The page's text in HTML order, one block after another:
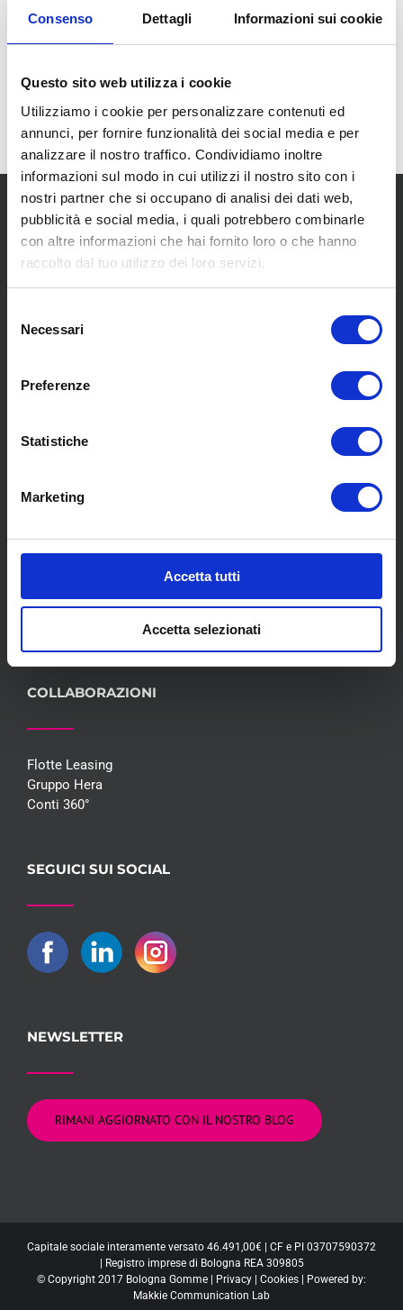
Consenso Dettagli Informazioni sui cookie
Questo sito web utilizza i cookie
Utilizziamo i cookie per personalizzare contenuti ed
annunci, per fornire funzionalità dei social media e per
analizzare il nostro traffico. Condividiamo inoltre
informazioni sul modo in cui utilizzi il nostro sito con i
nostri partner che si occupano di analisi dei dati web,
pubblicità e social media, i quali potrebbero combinarle
con altre informazioni che hai fornito loro o che hanno
raccolto dal tuo utilizzo dei loro servizi.
delNecessari
Preferenze
Statistiche
Marketing
Accetta tutti
Accetta selezionati
Chi siamo
Meccanica
Convenzioni
Whisteblowing D.Lgs 24/2023
Promozioni
COLLABORAZIONI
Flotte Leasing
Gruppo Hera
Conti 360°
SEGUICI SUI SOCIAL
NEWSLETTER
RIMANI AGGIORNATO CON IL NOSTRO BLOG
Capitale sociale interamente versato 46.491,00€ | CF e PI 03707590372
| Registro imprese di Bologna REA 309805
© Copyright 2017 Bologna Gomme | Privacy | Cookies | Powered by:
Makkie Communication Lab